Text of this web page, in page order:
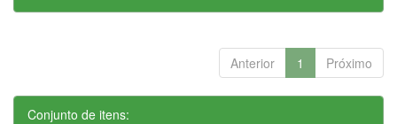
Anterior 1 Próximo
Conjunto de itens: